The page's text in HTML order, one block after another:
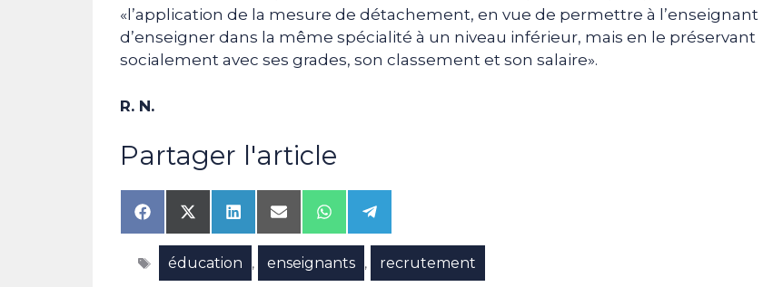
«l’application de la mesure de détachement, en vue de permettre à l’enseignant
d’enseigner dans la même spécialité à un niveau inférieur, mais en le préservant
socialement avec ses grades, son classement et son salaire».
R. N.
Partager l'article
Share
on
Facebook
Share
on
X
(Twitter)
Share
on
LinkedIn
Share
on
Email
Share
on
WhatsApp
Share
on
Telegram
Étiquettes
éducation , enseignants , recrutement